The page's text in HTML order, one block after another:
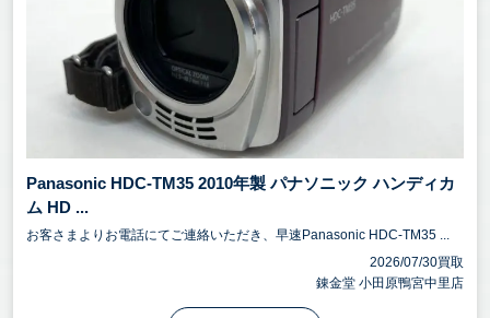
Panasonic HDC-TM35 2010年製 パナソニック ハンディカ
ム HD ...
お客さまよりお電話にてご連絡いただき、早速Panasonic HDC-TM35 ...
2026/07/30買取
錬金堂 小田原鴨宮中里店